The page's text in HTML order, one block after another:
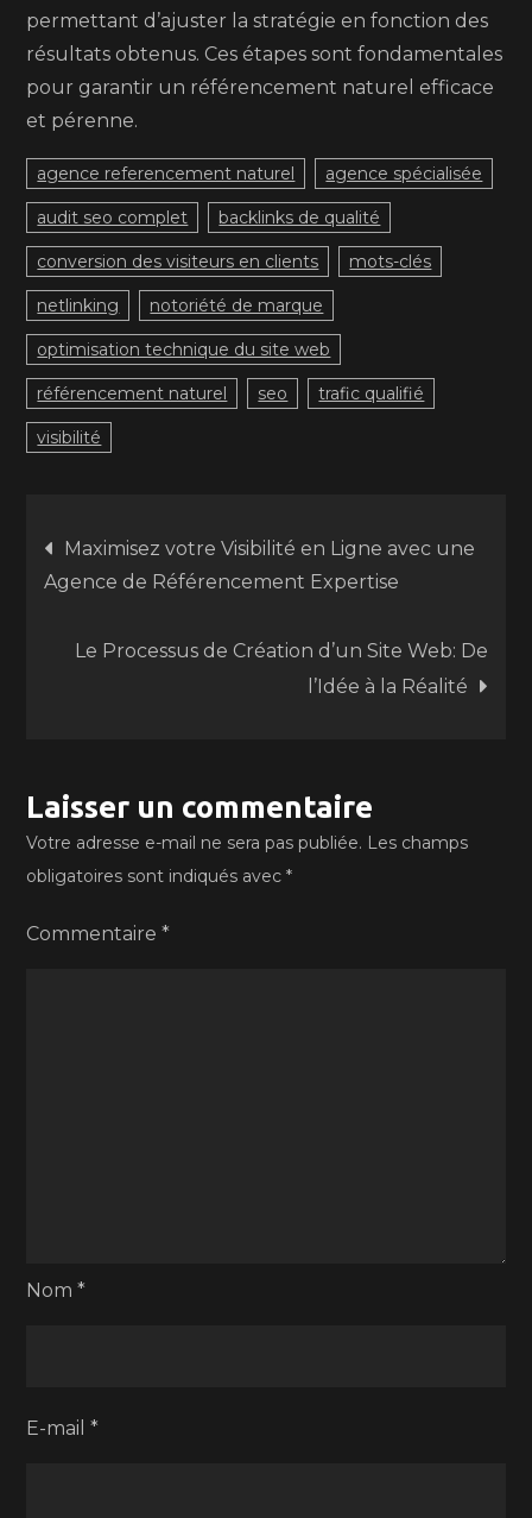
permettant d’ajuster la stratégie en fonction des
résultats obtenus. Ces étapes sont fondamentales
pour garantir un référencement naturel efficace
et pérenne.
agence referencement naturel agence spécialisée
audit seo complet backlinks de qualité
conversion des visiteurs en clients mots-clés
netlinking notoriété de marque
optimisation technique du site web
référencement naturel seo trafic qualifié
visibilité
Navigation
de
l’article
Maximisez votre Visibilité en Ligne avec une
Agence de Référencement Expertise
Le Processus de Création d’un Site Web: De
l’Idée à la Réalité
Laisser un commentaire
Votre adresse e-mail ne sera pas publiée. Les champs
obligatoires sont indiqués avec*
Commentaire*
Nom*
E-mail*